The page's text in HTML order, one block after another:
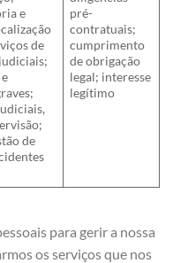
e
de
de
pré-
contratuais;
cumprimento
de obrigação
legal; interesse
legítimo
para gerir a nossa
os serviços que nos